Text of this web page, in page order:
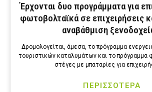
Έρχονται δυο προγράμματα για
φωτοβολταϊκά σε επιχειρήσεις
αναβάθμιση
Δρομολογείται, άμεσα, το πρόγραμμα
τουριστικών καταλυμάτων και το πρόγραμμα
στέγες με μπαταρίες για
ΠΕΡΙΣΣΟΤΕΡΑ